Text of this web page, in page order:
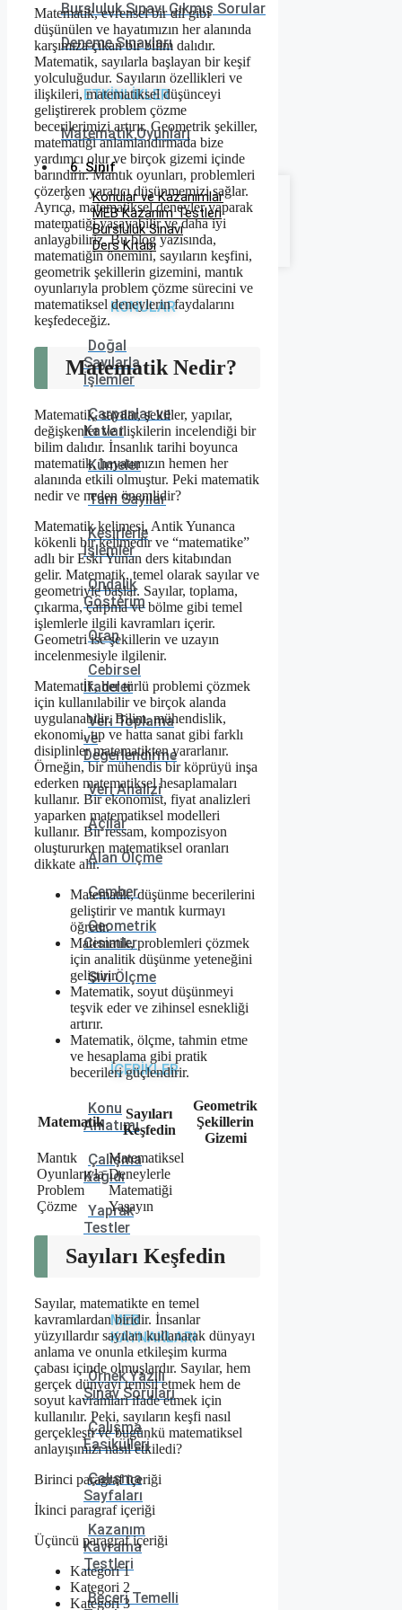
Bursluluk Sınavı Çıkmış Sorular
Deneme Sınavları
ETKİNLİKLER
Matematik Oyunları
6. Sınıf
Konular ve Kazanımlar
MEB Kazanım Testleri
Bursluluk Sınavı
Ders Kitabı
KONULAR
Doğal
Sayılarla
İşlemler
Çarpanlar ve
Katlar
Kümeler
Tam Sayılar
Kesirlerle
İşlemler
Ondalık
Gösterim
Oran
Cebirsel
İfadeler
Veri Toplama
ve
Değerlendirme
Veri Analizi
Açılar
Alan Ölçme
Çember
Geometrik
Cisimler
Sıvı Ölçme
İÇERİKLER
Konu
Anlatımı
Çalışma
Kağıdı
Yaprak
Testler
MEB
KAYNAKLARI
Örnek Yazılı
Sınav Soruları
Çalışma
Fasikülleri
Çalışma
Sayfaları
Kazanım
Kavrama
Testleri
Beceri Temelli
Matematik, evrensel bir dil gibi
düşünülen ve hayatımızın her alanında
karşımıza çıkan bir bilim dalıdır.
Matematik, sayılarla başlayan bir keşif
yolculuğudur. Sayıların özellikleri ve
ilişkileri, matematiksel düşünceyi
geliştirerek problem çözme
becerilerimizi artırır. Geometrik şekiller,
matematiği anlamlandırmada bize
yardımcı olur ve birçok gizemi içinde
barındırır. Mantık oyunları, problemleri
çözerken yaratıcı düşünmemizi sağlar.
Ayrıca, matematiksel deneyler yaparak
matematiği yaşayabilir ve daha iyi
anlayabiliriz. Bu blog yazısında,
matematiğin önemini, sayıların keşfini,
geometrik şekillerin gizemini, mantık
oyunlarıyla problem çözme sürecini ve
matematiksel deneylerin faydalarını
keşfedeceğiz.
Matematik Nedir?
Matematik, sayılar, şekiller, yapılar,
değişkenler ve ilişkilerin incelendiği bir
bilim dalıdır. İnsanlık tarihi boyunca
matematik, hayatımızın hemen her
alanında etkili olmuştur. Peki matematik
nedir ve neden önemlidir?
Matematik kelimesi, Antik Yunanca
kökenli bir kelimedir ve “matematike”
adlı bir Eski Yunan ders kitabından
gelir. Matematik, temel olarak sayılar ve
geometriyle başlar. Sayılar, toplama,
çıkarma, çarpma ve bölme gibi temel
işlemlerle ilgili kavramları içerir.
Geometri ise şekillerin ve uzayın
incelenmesiyle ilgilenir.
Matematik, her türlü problemi çözmek
için kullanılabilir ve birçok alanda
uygulanabilir. Bilim, mühendislik,
ekonomi, tıp ve hatta sanat gibi farklı
disiplinler matematikten yararlanır.
Örneğin, bir mühendis bir köprüyü inşa
ederken matematiksel hesaplamaları
kullanır. Bir ekonomist, fiyat analizleri
yaparken matematiksel modelleri
kullanır. Bir ressam, kompozisyon
oluştururken matematiksel oranları
dikkate alır.
Matematik, düşünme becerilerini
geliştirir ve mantık kurmayı
öğretir.
Matematik, problemleri çözmek
için analitik düşünme yeteneğini
geliştirir.
Matematik, soyut düşünmeyi
teşvik eder ve zihinsel esnekliği
artırır.
Matematik, ölçme, tahmin etme
ve hesaplama gibi pratik
becerileri güçlendirir.
Matematik
Sayıları
Keşfedin
Geometrik
Şekillerin
Gizemi
Mantık
Oyunlarıyla
Problem
Çözme
Matematiksel
Deneylerle
Matematiği
Yaşayın
Sayıları Keşfedin
Sayılar, matematikte en temel
kavramlardan biridir. İnsanlar
yüzyıllardır sayıları kullanarak dünyayı
anlama ve onunla etkileşim kurma
çabası içinde olmuşlardır. Sayılar, hem
gerçek dünyayı temsil etmek hem de
soyut kavramları ifade etmek için
kullanılır. Peki, sayıların keşfi nasıl
gerçekleşti ve bugünkü matematiksel
anlayışımızı nasıl etkiledi?
Birinci paragraf içeriği
İkinci paragraf içeriği
Üçüncü paragraf içeriği
Kategori 1
Kategori 2
Kategori 3